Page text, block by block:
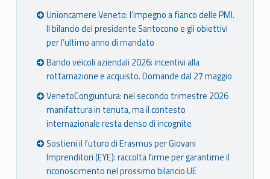
Unioncamere Veneto: l’impegno a fianco delle PMI.
Il bilancio del presidente Santocono e gli obiettivi
per l’ultimo anno di mandato
Bando veicoli aziendali 2026: incentivi alla
rottamazione e acquisto. Domande dal 27 maggio
VenetoCongiuntura: nel secondo trimestre 2026
manifattura in tenuta, ma il contesto
internazionale resta denso di incognite
Sostieni il futuro di Erasmus per Giovani
Imprenditori (EYE): raccolta firme per garantirne il
riconoscimento nel prossimo bilancio UE